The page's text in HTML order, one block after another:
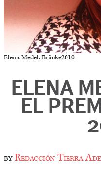
Elena Medel. Brücke2010
ELENA
EL
byRedacción Tierra